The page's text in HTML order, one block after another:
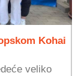
Kohai
veliko